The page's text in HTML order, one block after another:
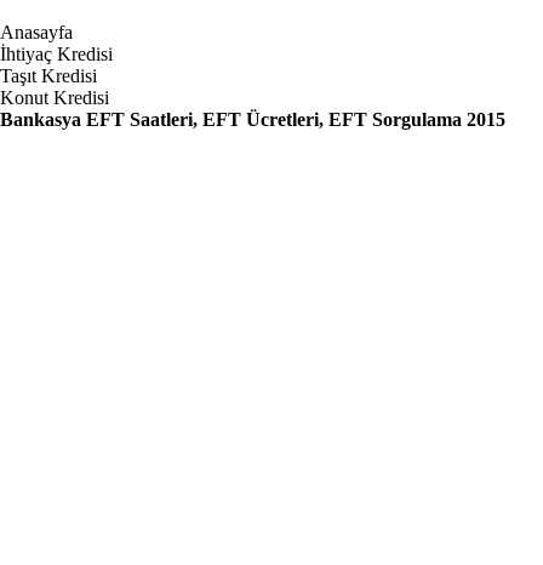
Anasayfa
İhtiyaç Kredisi
Taşıt Kredisi
Konut Kredisi
Bankasya EFT Saatleri, EFT Ücretleri, EFT Sorgulama 2015